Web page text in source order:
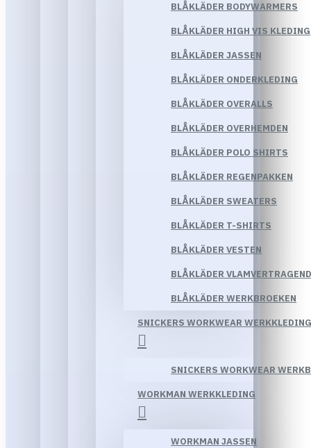
BLÅKLÄDER BODYWARMERS
BLÅKLÄDER HIGH VIS KLEDING
BLÅKLÄDER JASSEN
BLÅKLÄDER ONDERKLEDING
BLÅKLÄDER OVERALLS
BLÅKLÄDER OVERHEMDEN
BLÅKLÄDER POLO SHIRTS
BLÅKLÄDER REGENPAKKEN
BLÅKLÄDER SWEATERS
BLÅKLÄDER T-SHIRTS
BLÅKLÄDER VESTEN
BLÅKLÄDER
BLÅKLÄDER WERKBROEKEN
SNICKERS WORKWEAR WERKKLEDING
SNICKERS WORKWEAR
WORKMAN WERKKLEDING
WORKMAN JASSEN